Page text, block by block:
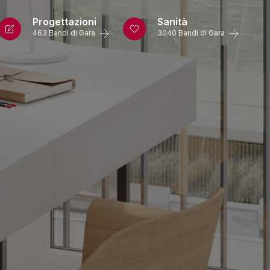
Progettazioni
463 Bandi di Gara
Sanità
3040 Bandi di Gara
VI 36063